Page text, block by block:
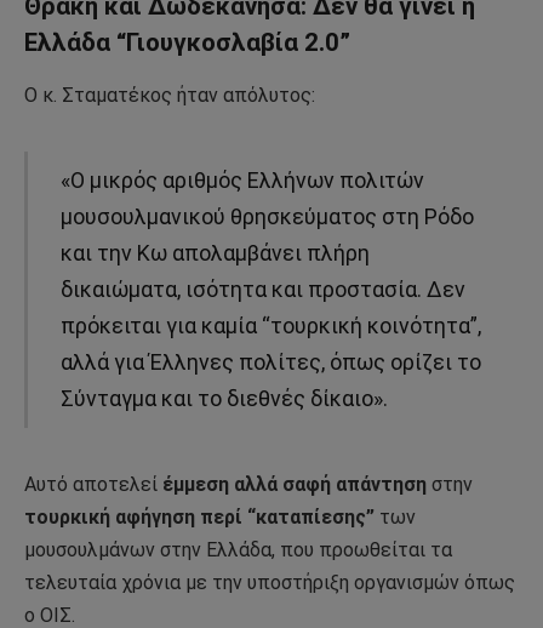
Θράκη και Δωδεκάνησα: Δεν θα γίνει η
Ελλάδα “Γιουγκοσλαβία 2.0”
Ο κ. Σταματέκος ήταν απόλυτος:
«Ο μικρός αριθμός Ελλήνων πολιτών
μουσουλμανικού θρησκεύματος στη Ρόδο
και την Κω απολαμβάνει πλήρη
δικαιώματα, ισότητα και προστασία. Δεν
πρόκειται για καμία “τουρκική κοινότητα”,
αλλά για Έλληνες πολίτες, όπως ορίζει το
Σύνταγμα και το διεθνές δίκαιο».
Αυτό αποτελεί έμμεση αλλά σαφή απάντηση στην
τουρκική αφήγηση περί “καταπίεσης” των
μουσουλμάνων στην Ελλάδα, που προωθείται τα
τελευταία χρόνια με την υποστήριξη οργανισμών όπως
ο ΟΙΣ.